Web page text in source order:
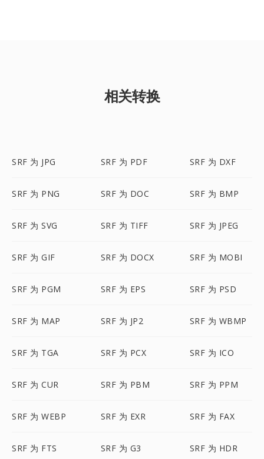
相关转换
SRF 为 JPG SRF 为 PDF SRF 为 DXF
SRF 为 PNG SRF 为 DOC SRF 为 BMP
SRF 为 SVG SRF 为 TIFF SRF 为 JPEG
SRF 为 GIF SRF 为 DOCX SRF 为 MOBI
SRF 为 PGM SRF 为 EPS SRF 为 PSD
SRF 为 MAP SRF 为 JP2 SRF 为 WBMP
SRF 为 TGA SRF 为 PCX SRF 为 ICO
SRF 为 CUR SRF 为 PBM SRF 为 PPM
SRF 为 WEBP SRF 为 EXR SRF 为 FAX
SRF 为 FTS SRF 为 G3 SRF 为 HDR